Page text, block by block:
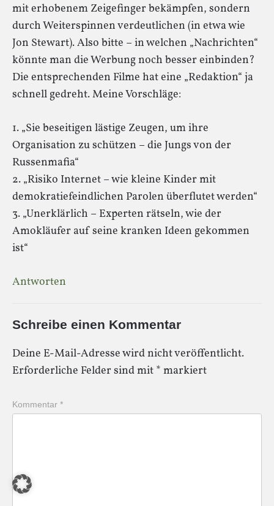
mit erhobenem Zeigefinger bekämpfen, sondern
durch Weiterspinnen verdeutlichen (in etwa wie
Jon Stewart). Also bitte – in welchen „Nachrichten“
könnte man die Werbung noch besser einbinden?
Die entsprechenden Filme hat eine „Redaktion“ ja
schnell gedreht. Meine Vorschläge:
1. „Sie beseitigen lästige Zeugen, um ihre
Organisation zu schützen – die Jungs von der
Russenmafia“
2. „Risiko Internet – wie kleine Kinder mit
demokratiefeindlichen Parolen überflutet werden“
3. „Unerklärlich – Experten rätseln, wie der
Amokläufer auf seine kranken Ideen gekommen
ist“
Antworten
Schreibe einen Kommentar
Deine E-Mail-Adresse wird nicht veröffentlicht.
Erforderliche Felder sind mit * markiert
Kommentar *